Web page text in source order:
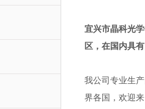
宜兴市晶科光
区，在国内具
我公司专业生
界各国，欢迎